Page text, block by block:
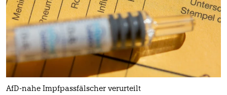
AfD-nahe Impfpassfälscher verurteilt